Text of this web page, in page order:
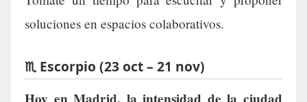
soluciones en espacios colaborativos.
♏ Escorpio (23 oct – 21 nov)